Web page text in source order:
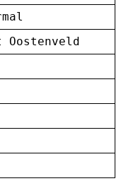
Oostenveld